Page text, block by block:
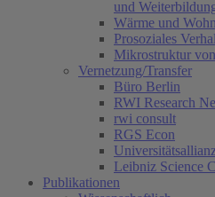
und
Wärme und
Prosoziales
Mikrostruktur
Vernetzung/Transfer
Büro Berlin
RWI Research
rwi consult
RGS Econ
Leibniz Science
Publikationen